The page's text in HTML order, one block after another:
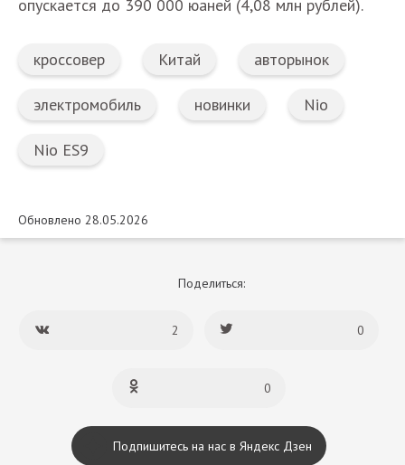
опускается до 390 000 юаней (4,08 млн рублей).
кроссовер Китай авторынок
электромобиль новинки Nio
Nio ES9
Обновлено 28.05.2026
Поделиться:
2 0
0
Подпишитесь на нас в Яндекс Дзен